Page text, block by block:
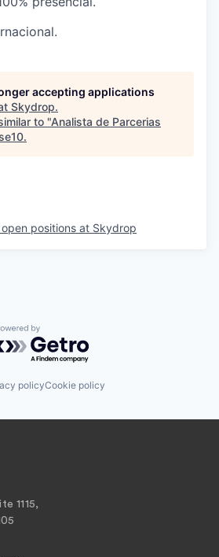
accepting applications
Skydrop.
to "Analista de Parcerias
.
positions at Skydrop
by Getro.com
policyCookie policy
1115,